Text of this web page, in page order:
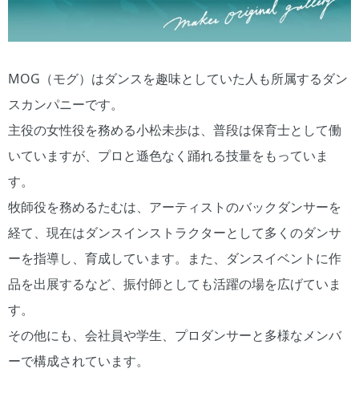
MOG（モグ）はダンスを趣味としていた人も所属するダン
スカンパニーです。
主役の女性役を務める小松未歩は、普段は保育士として働
いていますが、プロと遜色なく踊れる技量をもっていま
す。
牧師役を務めるたむは、アーティストのバックダンサーを
経て、現在はダンスインストラクターとして多くのダンサ
ーを指導し、育成しています。また、ダンスイベントに作
品を出展するなど、振付師としても活躍の場を広げていま
す。
その他にも、会社員や学生、プロダンサーと多様なメンバ
ーで構成されています。